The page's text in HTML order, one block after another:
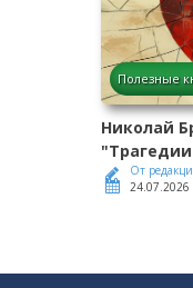
Полезные
Николай
От
24.07.2026